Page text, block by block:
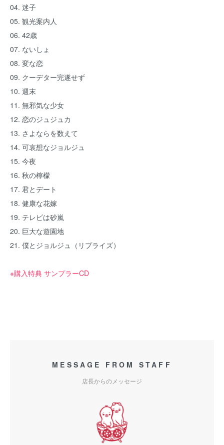
04. 迷子
05. 観光案内人
06. 42歳
07. ないしょ
08. 変な恋
09. クーデター完遂せず
10. 週末
11. 無邪気な少女
12. 恋のジュジュカ
13. さよならを数えて
14. 可哀想なジョルジュ
15. 今夜
16. 秋の檸檬
17. 君とデート
18. 健康な花嫁
19. テレビは砂嵐
20. 巨大な遊園地
21. 僕とジョルジュ（リプライズ）
※購入特典 サンプラーCD
MESSAGE FROM STAFF
店長からのメッセージ